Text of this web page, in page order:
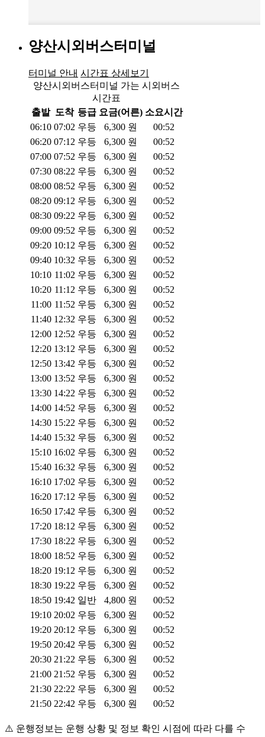
양산시외버스터미널
터미널 안내 시간표 상세보기
양산시외버스터미널 가는 시외버스
시간표
출발 도착 등급 요금(어른) 소요시간
06:10 07:02 우등 6,300 원
00:52
06:20 07:12 우등 6,300 원
00:52
07:00 07:52 우등 6,300 원
00:52
07:30 08:22 우등 6,300 원
00:52
08:00 08:52 우등 6,300 원
00:52
08:20 09:12 우등 6,300 원
00:52
08:30 09:22 우등 6,300 원
00:52
09:00 09:52 우등 6,300 원
00:52
09:20 10:12 우등 6,300 원
00:52
09:40 10:32 우등 6,300 원
00:52
10:10 11:02 우등 6,300 원
00:52
10:20 11:12 우등 6,300 원
00:52
11:00 11:52 우등 6,300 원
00:52
11:40 12:32 우등 6,300 원
00:52
12:00 12:52 우등 6,300 원
00:52
12:20 13:12 우등 6,300 원
00:52
12:50 13:42 우등 6,300 원
00:52
13:00 13:52 우등 6,300 원
00:52
13:30 14:22 우등 6,300 원
00:52
14:00 14:52 우등 6,300 원
00:52
14:30 15:22 우등 6,300 원
00:52
14:40 15:32 우등 6,300 원
00:52
15:10 16:02 우등 6,300 원
00:52
15:40 16:32 우등 6,300 원
00:52
16:10 17:02 우등 6,300 원
00:52
16:20 17:12 우등 6,300 원
00:52
16:50 17:42 우등 6,300 원
00:52
17:20 18:12 우등 6,300 원
00:52
17:30 18:22 우등 6,300 원
00:52
18:00 18:52 우등 6,300 원
00:52
18:20 19:12 우등 6,300 원
00:52
18:30 19:22 우등 6,300 원
00:52
18:50 19:42 일반 4,800 원
00:52
19:10 20:02 우등 6,300 원
00:52
19:20 20:12 우등 6,300 원
00:52
19:50 20:42 우등 6,300 원
00:52
20:30 21:22 우등 6,300 원
00:52
21:00 21:52 우등 6,300 원
00:52
21:30 22:22 우등 6,300 원
00:52
21:50 22:42 우등 6,300 원 00:52
⚠️ 운행정보는 운행 상황 및 정보 확인 시점에 따라 다를 수